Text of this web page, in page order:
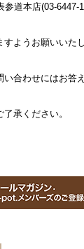
参道本店(03-6447-
すようお願いいた
合わせにはお答
了承ください。